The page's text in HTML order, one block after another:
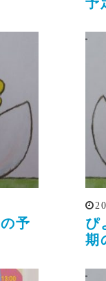
予
ぴ
期